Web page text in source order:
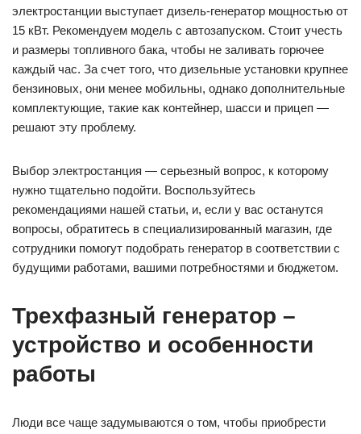
электростанции выступает дизель-генератор мощностью от
15 кВт. Рекомендуем модель с автозапуском. Стоит учесть
и размеры топливного бака, чтобы не заливать горючее
каждый час. За счет того, что дизельные установки крупнее
бензиновых, они менее мобильны, однако дополнительные
комплектующие, такие как контейнер, шасси и прицеп —
решают эту проблему.
Выбор электростанция — серьезный вопрос, к которому
нужно тщательно подойти. Воспользуйтесь
рекомендациями нашей статьи, и, если у вас останутся
вопросы, обратитесь в специализированный магазин, где
сотрудники помогут подобрать генератор в соответствии с
будущими работами, вашими потребностями и бюджетом.
Трехфазный генератор –
устройство и особенности
работы
Люди все чаще задумываются о том, чтобы приобрести